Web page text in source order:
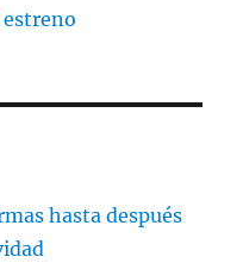
estreno
hasta después